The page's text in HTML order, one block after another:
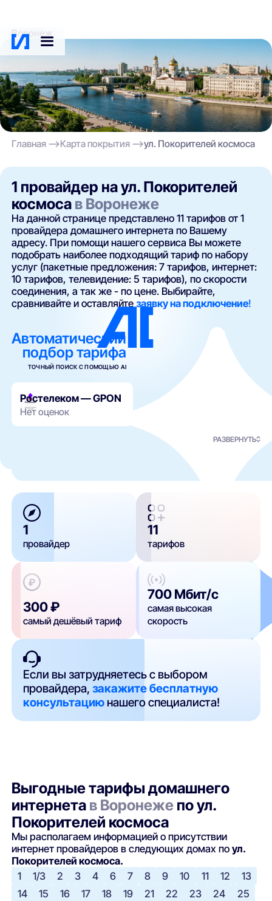
Воронеж
Главная Карта покрытия ул. Покорителей космоса
1 провайдер на ул. Покорителей
космоса в Воронеже
На данной странице представлено 11 тарифов от 1
провайдера домашнего интернета по Вашему
адресу. При помощи нашего сервиса Вы можете
подобрать наиболее подходящий тариф по набору
услуг (пакетные предложения: 7 тарифов, интернет:
10 тарифов, телевидение: 5 тарифов), по скорости
соединения, а так же - по цене. Выбирайте,
сравнивайте и оставляйтезаявку на подключение!
Автоматический
подбор тарифа
ТОЧНЫЙ ПОИСК С ПОМОЩЬЮ AI
Ростелеком — GPON
Нет оценок
РАЗВЕРНУТЬ
1
провайдер
11
тарифов
300 ₽
самый дешёвый тариф
700 Мбит/с
самая высокая
скорость
Если вы затрудняетесь с выбором
провайдера,закажите бесплатную
консультацию нашего специалиста!
Выгодные тарифы домашнего
интернета в Воронеже по ул.
Покорителей космоса
Мы располагаем информацией о присутствии
интернет провайдеров в следующих домах поул.
Покорителей космоса.
1
1/3 2 3 4 6 7 8 9 10 11 12
13
14
15 16 17 18 19 21 22 23 24
25